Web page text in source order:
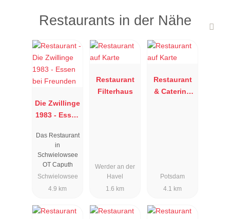
Restaurants in der Nähe
Die Zwillinge
1983 - Essen
Freunden
Das Restaurant
in
Schwielowsee
OT Caputh
Schwielowsee
4.9 km
Restaurant
Filterhaus
Werder an der
Havel
1.6 km
Restaurant
& Catering
Potsdam
4.1 km